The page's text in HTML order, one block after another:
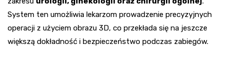
System ten umożliwia lekarzom prowadzenie precyzyjnych
operacji z użyciem obrazu 3D, co przekłada się na jeszcze
większą dokładność i bezpieczeństwo podczas zabiegów.